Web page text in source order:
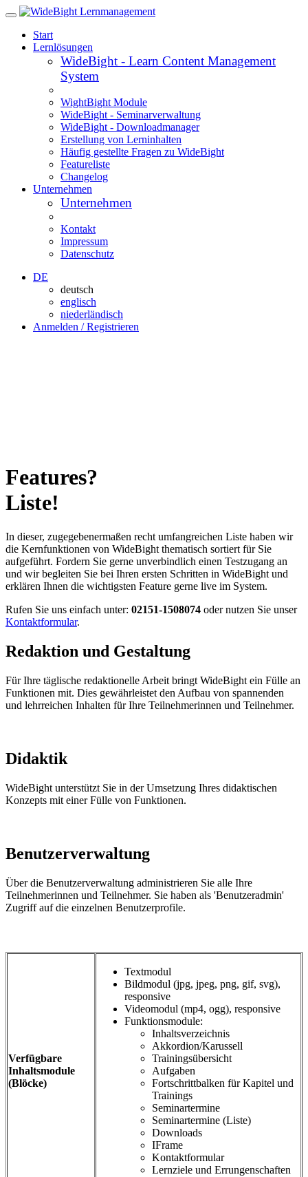
Start
Lernlösungen
WideBight - Learn Content Management
System
WightBight Module
WideBight - Seminarverwaltung
WideBight - Downloadmanager
Erstellung von Lerninhalten
Häufig gestellte Fragen zu WideBight
Featureliste
Changelog
Unternehmen
Unternehmen
Kontakt
Impressum
Datenschutz
DE
deutsch
englisch
niederländisch
Anmelden / Registrieren
Features?
Liste!
In dieser, zugegebenermaßen recht umfangreichen Liste haben wir
die Kernfunktionen von WideBight thematisch sortiert für Sie
aufgeführt. Fordern Sie gerne unverbindlich einen Testzugang an
und wir begleiten Sie bei Ihren ersten Schritten in WideBight und
erklären Ihnen die wichtigsten Feature gerne live im System.
Rufen Sie uns einfach unter: 02151-1508074 oder nutzen Sie unser
Kontaktformular.
Redaktion und Gestaltung
Für Ihre täglische redaktionelle Arbeit bringt WideBight ein Fülle an
Funktionen mit. Dies gewährleistet den Aufbau von spannenden
und lehrreichen Inhalten für Ihre Teilnehmerinnen und Teilnehmer.
Didaktik
WideBight unterstützt Sie in der Umsetzung Ihres didaktischen
Konzepts mit einer Fülle von Funktionen.
Benutzerverwaltung
Über die Benutzerverwaltung administrieren Sie alle Ihre
Teilnehmerinnen und Teilnehmer. Sie haben als 'Benutzeradmin'
Zugriff auf die einzelnen Benutzerprofile.
Verfügbare
Inhaltsmodule
(Blöcke)
Textmodul
Bildmodul (jpg, jpeg, png, gif, svg),
responsive
Videomodul (mp4, ogg), responsive
Funktionsmodule:
Inhaltsverzeichnis
Akkordion/Karussell
Trainingsübersicht
Aufgaben
Fortschrittbalken für Kapitel und
Trainings
Seminartermine
Seminartermine (Liste)
Downloads
IFrame
Kontaktformular
Lernziele und Errungenschaften